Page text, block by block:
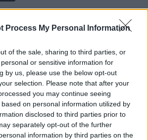
Process My Personal Information
of the sale, sharing to third parties, or
or sensitive information for
by us, please use the below opt-out
selection. Please note that after your
you may continue seeing
on personal information utilized by
disclosed to third parties prior to
separately opt-out of the further
information by third parties on the
20
By Autodepån"(2004)
64 552 visningar659 kommentarer
533
4 juni 13
Saab 9-2x Aero"SAABaru"(2005)
Tribbe
110 536 visningar255 kommentarer
604
11 aug. 19